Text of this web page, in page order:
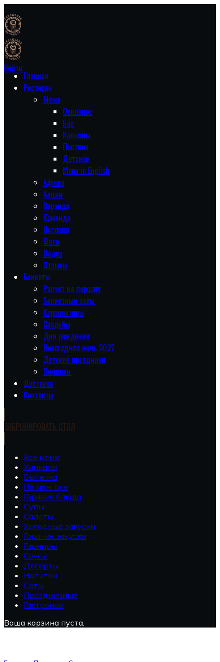
Войти
Главная
Ресторан
Меню
Основное
Бар
Кальяны
Постное
Детское
Menu in English
Афиша
Акции
Веранда
Команда
История
Фото
Видео
Отзывы
Банкеты
Расчет на персону
Банкетные залы
Корпоративы
Свадьбы
Дни рождения
Новогодняя ночь 2027
Детские праздники
Поминки
Доставка
Контакты
ЗАБРОНИРОВАТЬ СТОЛ
Всё меню
Хинкали
Выпечка
На мангале
Горячие блюда
Супы
Салаты
Холодные закуски
Горячие закуски
Гарниры
Соусы
Десерты
Напитки
Сеты
Праздничные
Гастроном
Ваша корзина пуста.